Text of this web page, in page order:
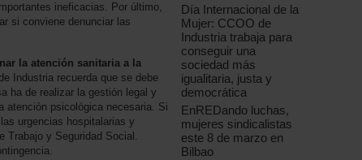
ineficacias. Por último,
si conviene denunciar las
la atención sanitaria a la
Industria recuerda que se debe
ha de realizar la gestión legal y
atención psicológica necesaria. Si
urgencias hospitalarias y
Trabajo y Seguridad Social.
Día Internacional de la
Mujer: CCOO de
Industria trabaja para
conseguir una
sociedad más
igualitaria, justa y
democrática
EnREDando luchas,
mujeres sindicalistas
este 8 de marzo en
Bilbao